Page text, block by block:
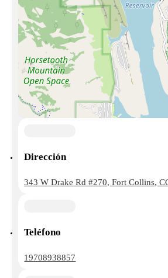
Dirección
343 W Drake Rd #270, Fort Collins,
Teléfono
19708938857